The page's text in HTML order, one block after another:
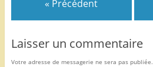
« Précédent
Laisser un commentaire
Votre adresse de messagerie ne sera pas publiée.